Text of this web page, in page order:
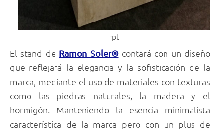
rpt
El stand de Ramon Soler® contará con un diseño
que reflejará la elegancia y la sofisticación de la
marca, mediante el uso de materiales con texturas
como las piedras naturales, la madera y el
hormigón. Manteniendo la esencia minimalista
característica de la marca pero con un plus de